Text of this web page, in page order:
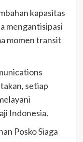
kapasitas
mengantisipasi
momen transit
setiap
Indonesia.
Posko Siaga